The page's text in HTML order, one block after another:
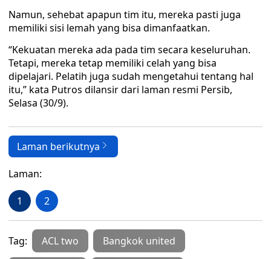
Namun, sehebat apapun tim itu, mereka pasti juga
memiliki sisi lemah yang bisa dimanfaatkan.
“Kekuatan mereka ada pada tim secara keseluruhan.
Tetapi, mereka tetap memiliki celah yang bisa
dipelajari. Pelatih juga sudah mengetahui tentang hal
itu,” kata Putros dilansir dari laman resmi Persib,
Selasa (30/9).
Laman berikutnya
Laman:
1 2
Tag: ACL two Bangkok united